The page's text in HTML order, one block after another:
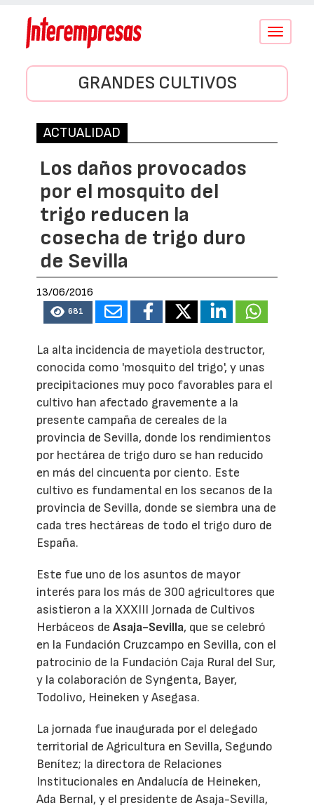
Conmutar
GRANDES CULTIVOS
ACTUALIDAD
Los daños provocados
por el mosquito del
trigo reducen la
cosecha de trigo duro
de Sevilla
13/06/2016
681
La alta incidencia de mayetiola destructor,
conocida como 'mosquito del trigo', y unas
precipitaciones muy poco favorables para el
cultivo han afectado gravemente a la
presente campaña de cereales de la
provincia de Sevilla, donde los rendimientos
por hectárea de trigo duro se han reducido
en más del cincuenta por ciento. Este
cultivo es fundamental en los secanos de la
provincia de Sevilla, donde se siembra una de
cada tres hectáreas de todo el trigo duro de
España.
Este fue uno de los asuntos de mayor
interés para los más de 300 agricultores que
asistieron a la XXXIII Jornada de Cultivos
Herbáceos deAsaja-Sevilla, que se celebró
en la Fundación Cruzcampo en Sevilla, con el
patrocinio de la Fundación Caja Rural del Sur,
y la colaboración de Syngenta, Bayer,
Todolivo, Heineken y Asegasa.
La jornada fue inaugurada por el delegado
territorial de Agricultura en Sevilla, Segundo
Benítez; la directora de Relaciones
Institucionales en Andalucía de Heineken,
Ada Bernal, y el presidente de Asaja-Sevilla,